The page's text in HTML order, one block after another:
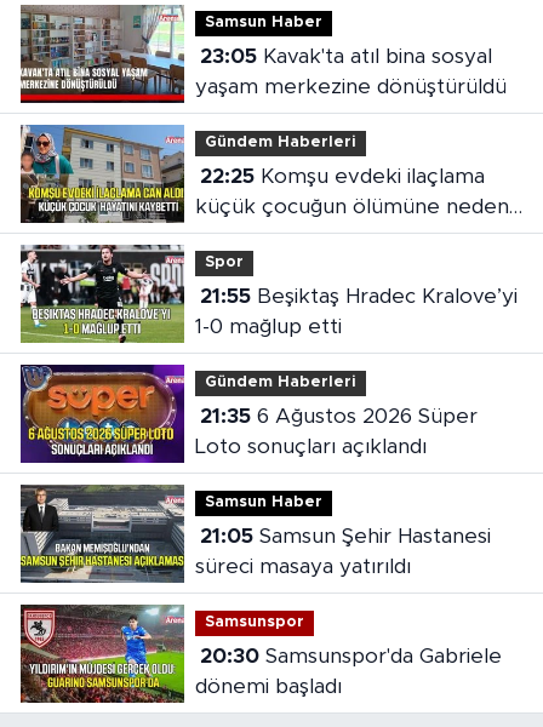
Samsun Haber
23:05Kavak'ta atıl bina sosyal
yaşam merkezine dönüştürüldü
Gündem Haberleri
22:25Komşu evdeki ilaçlama
küçük çocuğun ölümüne neden
oldu
Spor
21:55Beşiktaş Hradec Kralove’yi
1-0 mağlup etti
Gündem Haberleri
21:356 Ağustos 2026 Süper
Loto sonuçları açıklandı
Samsun Haber
21:05Samsun Şehir Hastanesi
süreci masaya yatırıldı
Samsunspor
20:30Samsunspor'da Gabriele
dönemi başladı